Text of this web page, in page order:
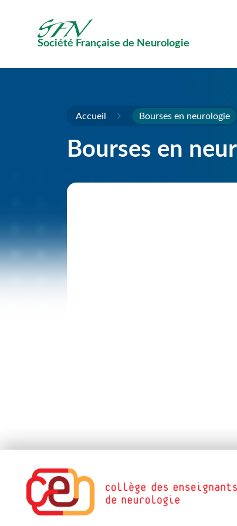
Société Française de Neurologie
Accueil Bourses en neurologie
Bourses en